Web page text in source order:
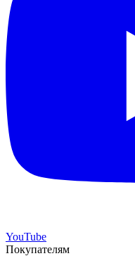
YouTube
Покупателям